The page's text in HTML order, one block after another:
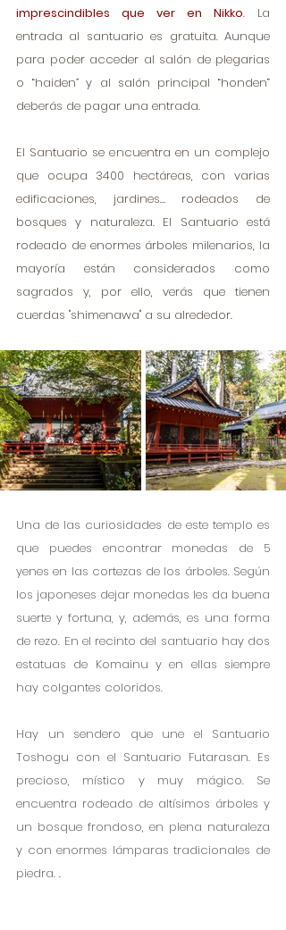
imprescindibles que ver en Nikko. La
entrada al santuario es gratuita. Aunque
para poder acceder al salón de plegarias
o “haiden” y al salón principal “honden”
deberás de pagar una entrada.
El Santuario se encuentra en un complejo
que ocupa 3400 hectáreas, con varias
edificaciones, jardines… rodeados de
bosques y naturaleza. El Santuario está
rodeado de enormes árboles milenarios, la
mayoría están considerados como
sagrados y, por ello, verás que tienen
cuerdas "shimenawa" a su alrededor.
Una de las curiosidades de este templo es
que puedes encontrar monedas de 5
yenes en las cortezas de los árboles. Según
los japoneses dejar monedas les da buena
suerte y fortuna, y, además, es una forma
de rezo. En el recinto del santuario hay dos
estatuas de Komainu y en ellas siempre
hay colgantes coloridos.
Hay un sendero que une el Santuario
Toshogu con el Santuario Futarasan. Es
precioso, místico y muy mágico. Se
encuentra rodeado de altísimos árboles y
un bosque frondoso, en plena naturaleza
y con enormes lámparas tradicionales de
piedra. .